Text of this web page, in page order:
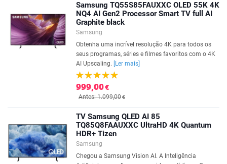
Samsung TQ55S85FAUXXC OLED 55K 4K
NQ4 AI Gen2 Processor Smart TV full AI
Graphite black
Samsung
Obtenha uma incrível resolução 4K para todos os
seus programas, séries e filmes favoritos com o 4K
AI Upscaling.
[Ler mais]
999,00€
Antes: 1.099,00€
TV Samsung QLED AI 85
TQ85Q8FAAUXXC UltraHD 4K Quantum
HDR+ Tizen
Samsung
Chegou a Samsung Vision AI. A Inteligência